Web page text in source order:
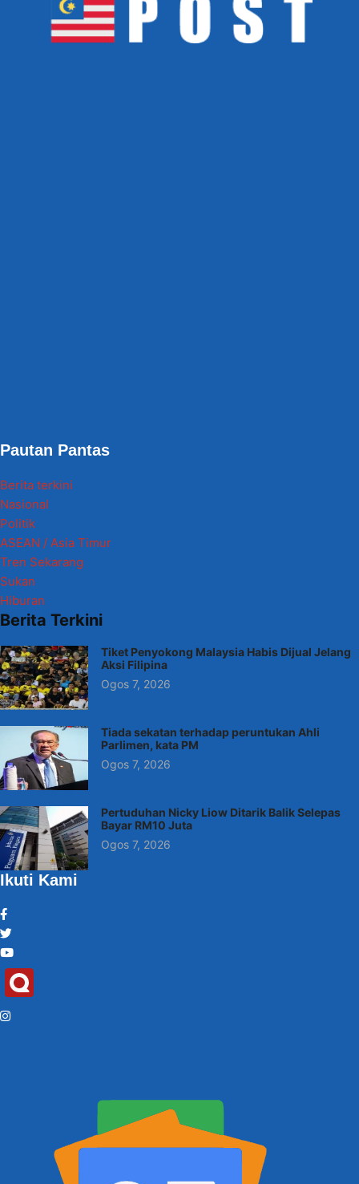
Pautan Pantas
Berita terkini
Nasional
Politik
ASEAN / Asia Timur
Tren Sekarang
Sukan
Hiburan
Berita Terkini
Tiket Penyokong Malaysia Habis Dijual Jelang
Aksi Filipina
Ogos 7, 2026
Tiada sekatan terhadap peruntukan Ahli
Parlimen, kata PM
Ogos 7, 2026
Pertuduhan Nicky Liow Ditarik Balik Selepas
Bayar RM10 Juta
Ogos 7, 2026
Ikuti Kami